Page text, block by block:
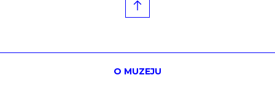
O MUZEJU